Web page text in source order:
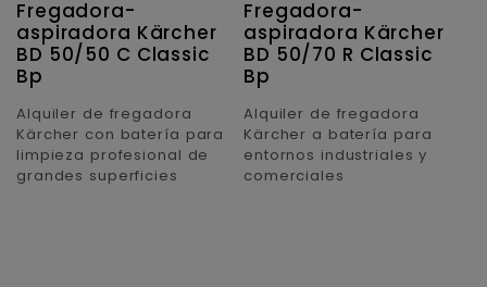
Fregadora-
aspiradora Kärcher
BD 50/50 C Classic
Bp
Alquiler de fregadora
Kärcher con batería para
limpieza profesional de
grandes superficies
Fregadora-
aspiradora Kärcher
BD 50/70 R Classic
Bp
Alquiler de fregadora
Kärcher a batería para
entornos industriales y
comerciales